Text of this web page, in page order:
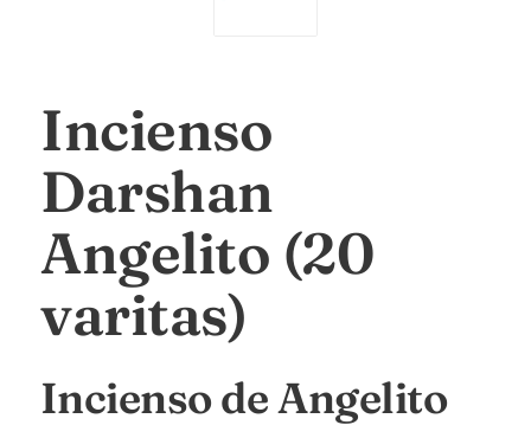
Incienso
Darshan
Angelito (20
varitas)
Incienso de Angelito